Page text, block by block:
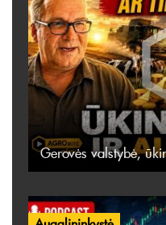
Gerovės valstybė,